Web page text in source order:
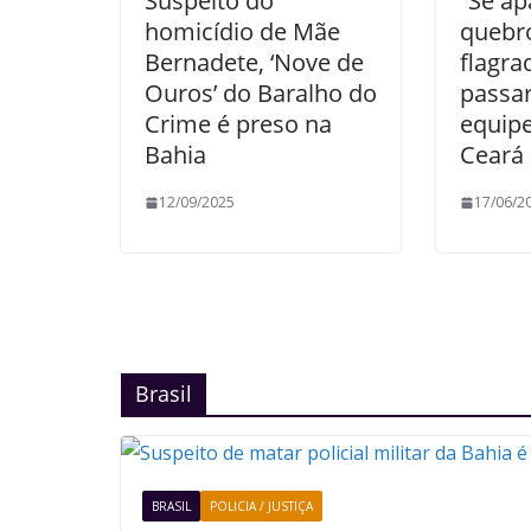
homicídio de Mãe
Bernadete, ‘Nove de
Ouros’ do Baralho do
Crime é preso na
Bahia
12/09/2025
Ceará
17/06/
Brasil
BRASIL POLICIA / JUSTIÇA